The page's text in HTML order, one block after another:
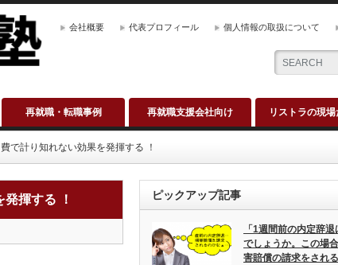
会社概要 代表プロフィール 個人情報の取扱について
再就職・転職事例 再就職支援会社向け リストラの現場
で計り知れない効果を発揮する ！
揮する ！ ピックアップ記事
「1週間前の内定辞
でしょうか。この場
害賠償の請求をされ